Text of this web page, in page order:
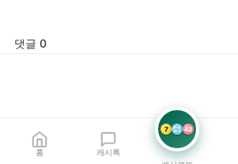
댓글 0
홈 캐시톡
7 21 42